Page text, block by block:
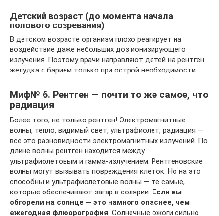
Детский возраст (до момента начала
полового созревания)
В детском возрасте организм плохо реагирует на
воздействие даже небольших доз ионизирующего
излучения. Поэтому врачи направляют детей на рентген
желудка с барием только при острой необходимости.
Миф№ 6. Рентген — почти то же самое, что
радиация
Более того, не только рентген! Электромагнитные
волны, тепло, видимый свет, ультрафиолет, радиация —
всё это разновидности электромагнитных излучений. По
длине волны рентген находится между
ультрафиолетовым и гамма-излучением. Рентгеновские
волны могут вызывать повреждения клеток. Но на это
способны и ультрафиолетовые волны — те самые,
которые обеспечивают загар в солярии. Если вы
обгорели на солнце — это намного опаснее, чем
ежегодная флюорография. Солнечные ожоги сильно